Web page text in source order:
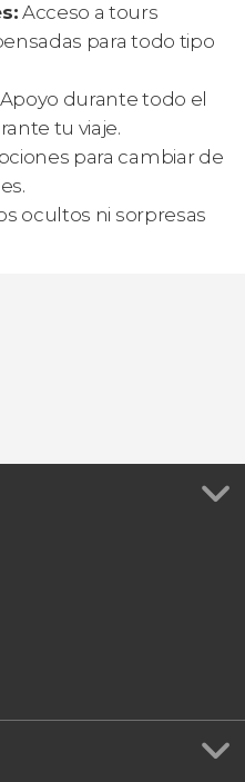
Acceso a tours
para todo tipo
Apoyo durante todo el
tu viaje.
para cambiar de
ocultos ni sorpresas